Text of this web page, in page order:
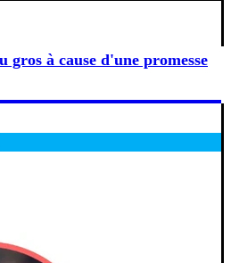
gros à cause d'une promesse